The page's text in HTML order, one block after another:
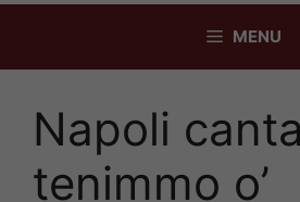
MENU
Napoli
tenimmo o’